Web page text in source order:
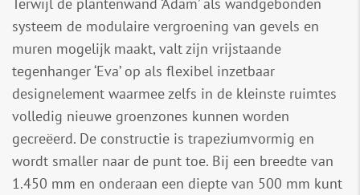
systeem de modulaire vergroening van gevels en
muren mogelijk maakt, valt zijn vrijstaande
tegenhanger ‘Eva’ op als flexibel inzetbaar
designelement waarmee zelfs in de kleinste ruimtes
volledig nieuwe groenzones kunnen worden
gecreëerd. De constructie is trapeziumvormig en
wordt smaller naar de punt toe. Bij een breedte van
1.450 mm en onderaan een diepte van 500 mm kunt